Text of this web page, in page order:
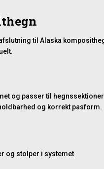
til Alaska
og passer til
og korrekt pasform.
og stolper i systemet